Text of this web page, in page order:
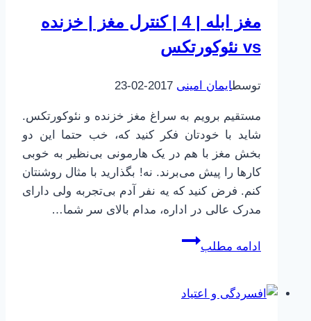
مغز ابله | 4 | کنترل مغز | خزنده
vs نئوکورتکس
توسطایمان امینی 2017-02-23
مستقیم برویم به سراغ مغز خزنده و نئوکورتکس.
شاید با خودتان فکر کنید که، خب حتما این دو
بخش مغز با هم در یک هارمونی بی‌نظیر به خوبی
کارها را پیش می‌برند. نه! بگذارید با مثال روشنتان
کنم. فرض کنید که یه نفر آدم بی‌تجربه ولی دارای
مدرک عالی در اداره، مدام بالای سر شما…
ادامه مطلب
مغز
4